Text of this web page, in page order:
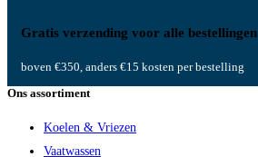
Gratis verzending voor alle bestellingen
boven €350, anders €15 kosten per bestelling
Ons assortiment
Koelen & Vriezen
Vaatwassen